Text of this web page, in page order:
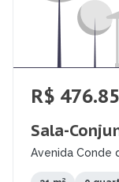
R$
Sala-
Avenida Conde